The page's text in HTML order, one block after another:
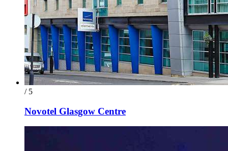
/ 5
Novotel Glasgow Centre